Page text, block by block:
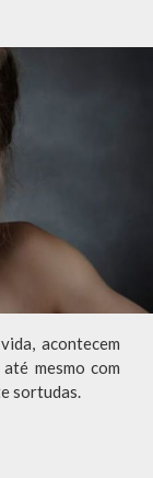
acontecem
mesmo com
sortudas.